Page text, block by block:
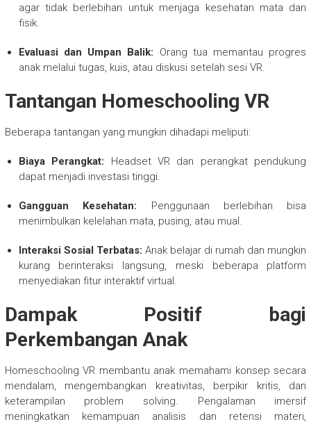
agar tidak berlebihan untuk menjaga kesehatan mata dan
fisik.
Evaluasi dan Umpan Balik: Orang tua memantau progres
anak melalui tugas, kuis, atau diskusi setelah sesi VR.
Tantangan Homeschooling VR
Beberapa tantangan yang mungkin dihadapi meliputi:
Biaya Perangkat: Headset VR dan perangkat pendukung
dapat menjadi investasi tinggi.
Gangguan Kesehatan: Penggunaan berlebihan bisa
menimbulkan kelelahan mata, pusing, atau mual.
Interaksi Sosial Terbatas: Anak belajar di rumah dan mungkin
kurang berinteraksi langsung, meski beberapa platform
menyediakan fitur interaktif virtual.
Dampak Positif bagi
Perkembangan Anak
Homeschooling VR membantu anak memahami konsep secara
mendalam, mengembangkan kreativitas, berpikir kritis, dan
keterampilan problem solving. Pengalaman imersif
meningkatkan kemampuan analisis dan retensi materi,